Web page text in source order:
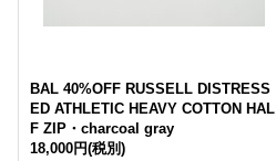
BAL 40%OFF RUSSELL DISTRESS
ED ATHLETIC HEAVY COTTON HAL
F ZIP・charcoal gray
18,000円(税別)